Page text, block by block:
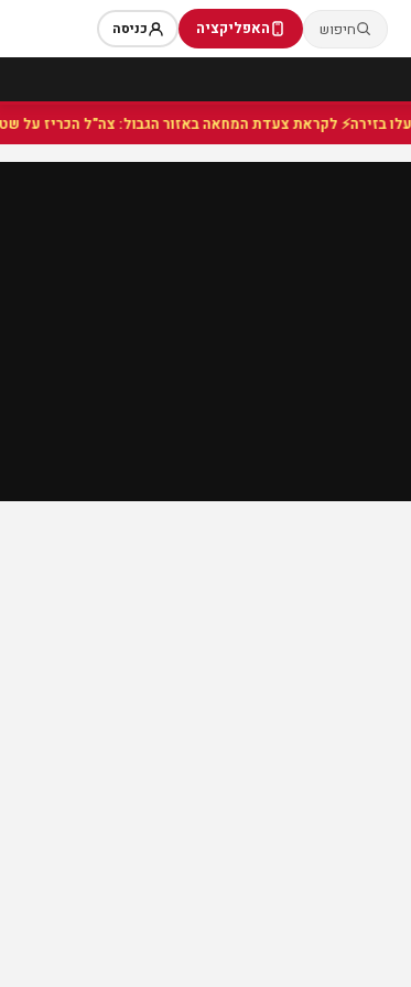
חיפוש האפליקציה כניסה
⚡ לקראת צעדת המחאה באזור הגבול: צה"ל הכריז על שטח